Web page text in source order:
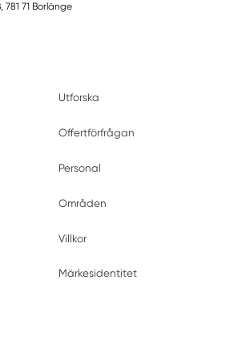
71 Borlänge
Utforska
Offertförfrågan
Personal
Områden
Villkor
Märkesidentitet